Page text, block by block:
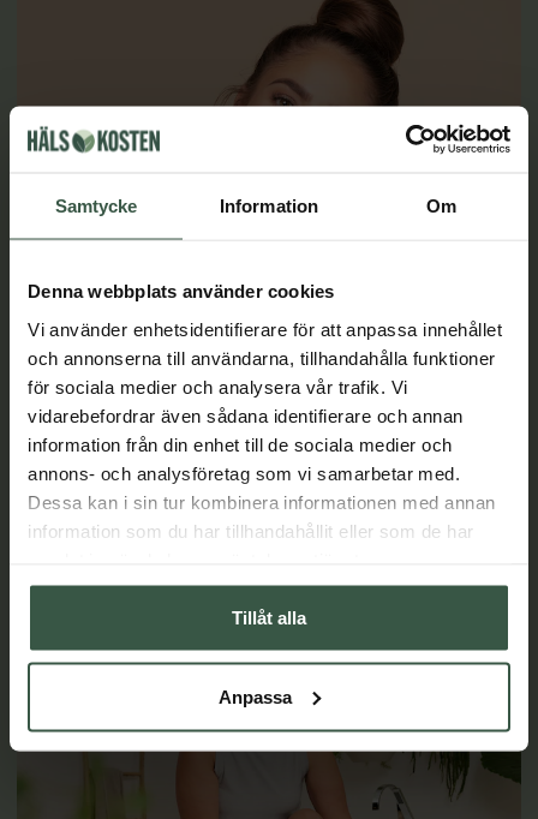
Samtycke Information Om
Denna webbplats använder cookies
Vi använder enhetsidentifierare för att anpassa innehållet
och annonserna till användarna, tillhandahålla funktioner
för sociala medier och analysera vår trafik. Vi
vidarebefordrar även sådana identifierare och annan
information från din enhet till de sociala medier och
annons- och analysföretag som vi samarbetar med.
Dessa kan i sin tur kombinera informationen med annan
information som du har tillhandahållit eller som de har
Tillåt alla
Anpassa
Fakta om huden och våra tre hudlager
Huden är inte bara vårt största sensoriska organ, utan
också ett av de mest mångfacetterade mänskliga organen,
både fysiskt och emotionellt. Men vad vet du egentligen
om epidermis, dermis och hypodermis, som är våra tre
hudlager?